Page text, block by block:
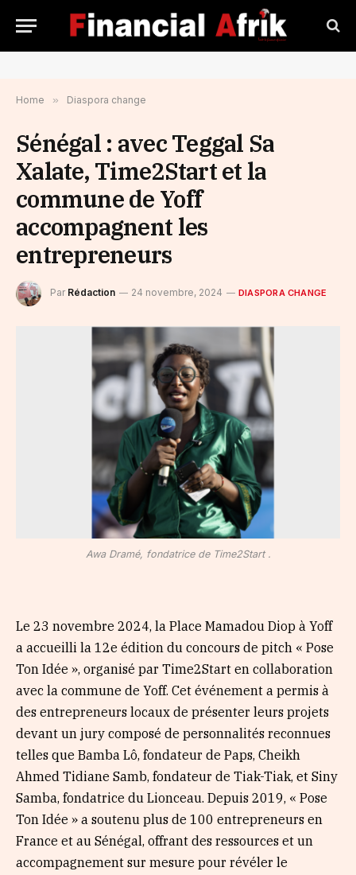
Home » Diaspora change
Sénégal : avec Teggal Sa
Xalate, Time2Start et la
commune de Yoff
accompagnent les
entrepreneurs
Par Rédaction 24 novembre, 2024 DIASPORA CHANGE
Awa Dramé, fondatrice de Time2Start .
Le 23 novembre 2024, la Place Mamadou Diop à Yoff
a accueilli la 12e édition du concours de pitch « Pose
Ton Idée », organisé par Time2Start en collaboration
avec la commune de Yoff. Cet événement a permis à
des entrepreneurs locaux de présenter leurs projets
devant un jury composé de personnalités reconnues
telles que Bamba Lô, fondateur de Paps, Cheikh
Ahmed Tidiane Samb, fondateur de Tiak-Tiak, et Siny
Samba, fondatrice du Lionceau. Depuis 2019, « Pose
Ton Idée » a soutenu plus de 100 entrepreneurs en
France et au Sénégal, offrant des ressources et un
accompagnement sur mesure pour révéler le